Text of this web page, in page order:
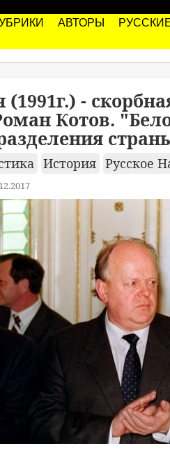
АВТОРЫ
(1991г.) -
Котов.
История Русское